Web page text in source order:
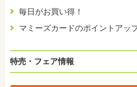
毎日がお買い得！
マミーズカードのポイントアッ
特売・フェア情報